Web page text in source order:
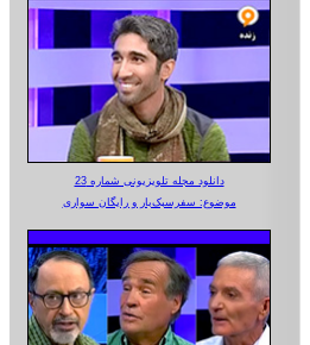
دانلود مجله تلویزیونی شماره 23
موضوع: سفرسبک‌بار و رایگان سواری